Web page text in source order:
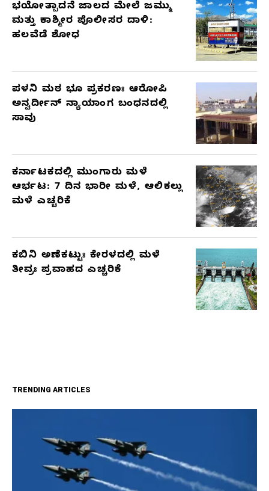
ಭಯೋತ್ಪಾದನೆ ಜಾಲದ ಮೇಲೆ ಜಮ್ಮು
ಮತ್ತು ಕಾಶ್ಮೀರ ಪೊಲೀಸರ ದಾಳಿ:
ಹಲವೆಡೆ ಶೋಧ
ಪಳನಿ ಮಠ ಭೂ ಪ್ರಕರಣಃ ಆರೋಪಿ
ಅನ್ವರ್ದೀನ್ ನ್ಯಾಯಾಂಗ ಬಂಧನದಲ್ಲಿ
ಸಾವು
ಕರ್ನಾಟಕದಲ್ಲಿ ಮುಂಗಾರು ಮಳೆ
ಆರ್ಭಟ: 7 ದಿನ ಭಾರೀ ಮಳೆ, ಆಲಿಕಲ್ಲು
ಮಳೆ ಎಚ್ಚರಿಕೆ
ಕಬಿನಿ ಅಣೆಕಟ್ಟುಃ ಕೇರಳದಲ್ಲಿ ಮಳೆ
ತೀವ್ರಃ ಪ್ರವಾಹದ ಎಚ್ಚರಿಕೆ
TRENDING ARTICLES